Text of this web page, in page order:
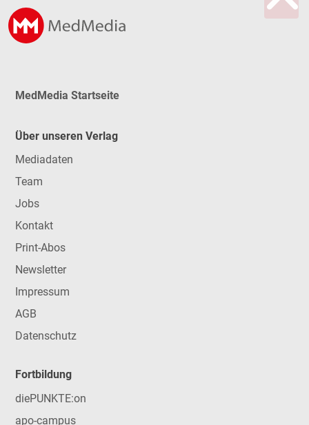
MedMedia Startseite
Über unseren Verlag
Mediadaten
Team
Jobs
Kontakt
Print-Abos
Newsletter
Impressum
AGB
Datenschutz
Fortbildung
diePUNKTE:on
apo-campus